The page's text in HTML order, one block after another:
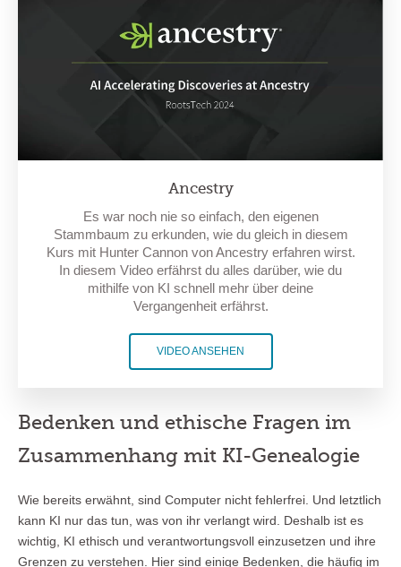
Ancestry
Es war noch nie so einfach, den eigenen
Stammbaum zu erkunden, wie du gleich in diesem
Kurs mit Hunter Cannon von Ancestry erfahren wirst.
In diesem Video erfährst du alles darüber, wie du
mithilfe von KI schnell mehr über deine
Vergangenheit erfährst.
VIDEO ANSEHEN
Bedenken und ethische Fragen im
Zusammenhang mit KI-Genealogie
Wie bereits erwähnt, sind Computer nicht fehlerfrei. Und letztlich
kann KI nur das tun, was von ihr verlangt wird. Deshalb ist es
wichtig, KI ethisch und verantwortungsvoll einzusetzen und ihre
Grenzen zu verstehen. Hier sind einige Bedenken, die häufig im